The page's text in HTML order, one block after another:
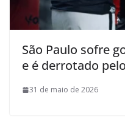
São Paulo sofre
e é derrotado
31 de maio de 2026